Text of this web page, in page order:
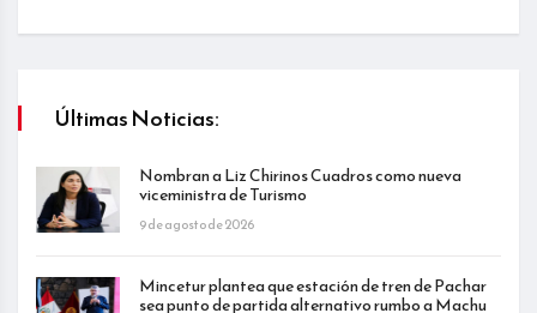
Últimas Noticias:
Nombran a Liz Chirinos Cuadros como nueva
viceministra de Turismo
9 de agosto de 2026
Mincetur plantea que estación de tren de Pachar
sea punto de partida alternativo rumbo a Machu